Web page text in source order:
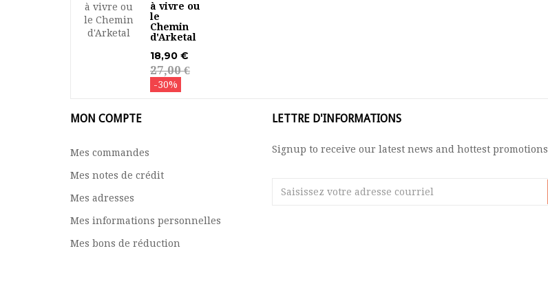
à vivre ou
le
Chemin
d'Arketal
18,90 €
27,00 €
-30%
MON COMPTE
Mes commandes
Mes notes de crédit
Mes adresses
Mes informations personnelles
Mes bons de réduction
LETTRE D'INFORMATIONS
Signup to receive our latest news and hottest promotions